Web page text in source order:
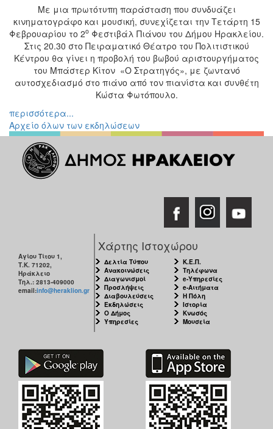
Με μια πρωτότυπη παράσταση που συνδυάζει
κινηματογράφο και μουσική, συνεχίζεται την Τετάρτη 15
Φεβρουαρίου το 2ο Φεστιβάλ Πιάνου του Δήμου Ηρακλείου.
Στις 20.30 στο Πειραματικό Θέατρο του Πολιτιστικού
Κέντρου θα γίνει η προβολή του βωβού αριστουργήματος
του Μπάστερ Κίτον «Ο Στρατηγός», με ζωντανό
αυτοσχεδιασμό στο πιάνο από τον πιανίστα και συνθέτη
Κώστα Φωτόπουλο.
περισσότερα...
Αρχείο όλων των εκδηλώσεων
Αγίου Τίτου 1,
Τ.Κ. 71202,
Ηράκλειο
Τηλ.: 2813-409000
email:info@heraklion.gr
Χάρτης Ιστοχώρου
Δελτία Τύπου
Ανακοινώσεις
Διαγωνισμοί
Προσλήψεις
Διαβουλεύσεις
Εκδηλώσεις
Ο Δήμος
Υπηρεσίες
Κ.Ε.Π.
Τηλέφωνα
e-Υπηρεσίες
e-Αιτήματα
Η Πόλη
Ιστορία
Κνωσός
Μουσεία